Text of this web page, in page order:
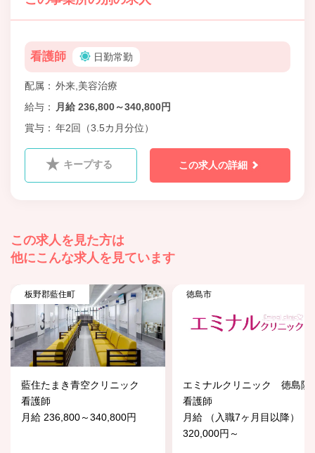
看護師 日勤常勤
配属
外来,美容治療
給与
月給 236,800～340,800円
賞与
年2回（3.5カ月分位）
キープする この求人の詳細
この求人を見た方は
他にこんな求人を見ています
板野郡藍住町
藍住たまき青空クリニック
看護師
月給 236,800～340,800円
徳島市
エミナルクリニック 徳島院
看護師
月給 （入職7ヶ月目以降）
320,000円～